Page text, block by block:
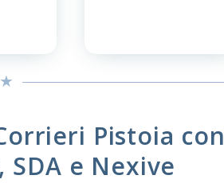
Pistoia con
e Nexive